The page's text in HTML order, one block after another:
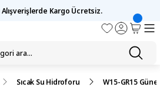
Alışverişlerde Kargo Ücretsiz.
Sıcak Su Hidroforu W15-GR15